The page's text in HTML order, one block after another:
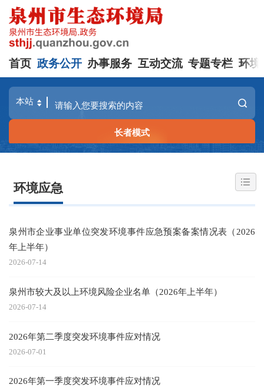
首页 政务公开 办事服务 互动交流 专题专栏 环境
长者模式
环境应急
泉州市企业事业单位突发环境事件应急预案备案情况表（2026
年上半年）
2026-07-14
泉州市较大及以上环境风险企业名单（2026年上半年）
2026-07-14
2026年第二季度突发环境事件应对情况
2026-07-01
2026年第一季度突发环境事件应对情况